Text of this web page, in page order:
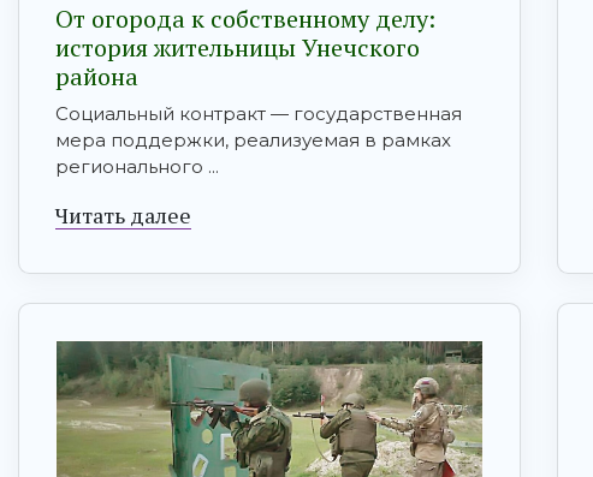
От огорода к собственному делу:
история жительницы Унечского
района
Социальный контракт — государственная
мера поддержки, реализуемая в рамках
регионального ...
Читать далее